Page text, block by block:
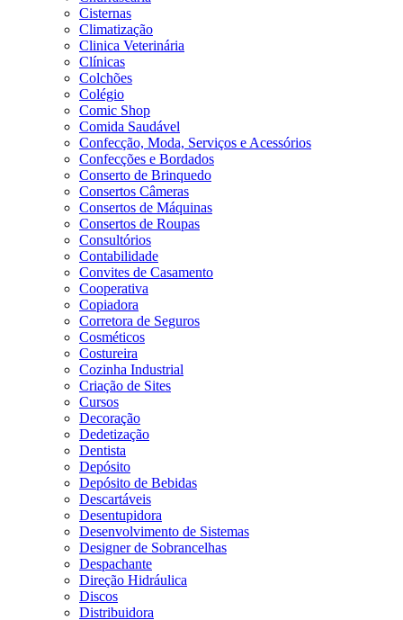
Cisternas
Climatização
Clinica Veterinária
Clínicas
Colchões
Colégio
Comic Shop
Comida Saudável
Confecção, Moda, Serviços e Acessórios
Confecções e Bordados
Conserto de Brinquedo
Consertos Câmeras
Consertos de Máquinas
Consertos de Roupas
Consultórios
Contabilidade
Convites de Casamento
Cooperativa
Copiadora
Corretora de Seguros
Cosméticos
Costureira
Cozinha Industrial
Criação de Sites
Cursos
Decoração
Dedetização
Dentista
Depósito
Depósito de Bebidas
Descartáveis
Desentupidora
Desenvolvimento de Sistemas
Designer de Sobrancelhas
Despachante
Direção Hidráulica
Discos
Distribuidora